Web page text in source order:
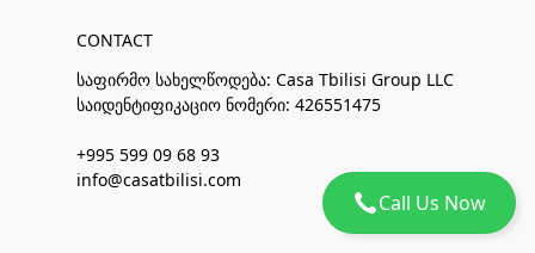
Call Us Now
CONTACT
საფირმო სახელწოდება: Casa Tbilisi Group LLC
საიდენტიფიკაციო ნომერი: 426551475
+995 599 09 68 93
info@casatbilisi.com